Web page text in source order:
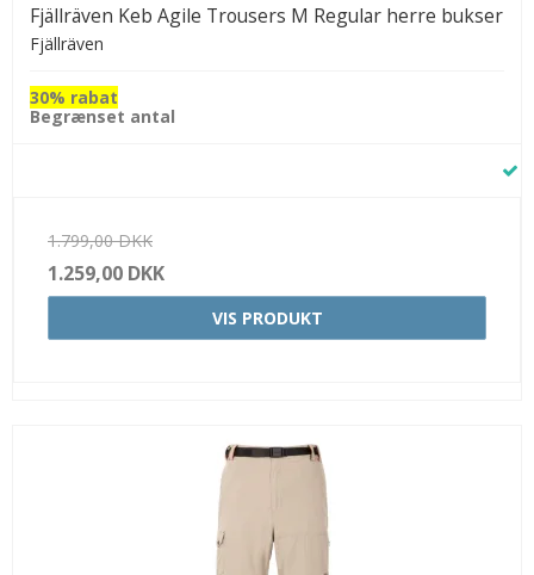
Fjällräven Keb Agile Trousers M Regular herre bukser
Fjällräven
30% rabat
Begrænset antal
1.799,00 DKK
1.259,00 DKK
VIS PRODUKT